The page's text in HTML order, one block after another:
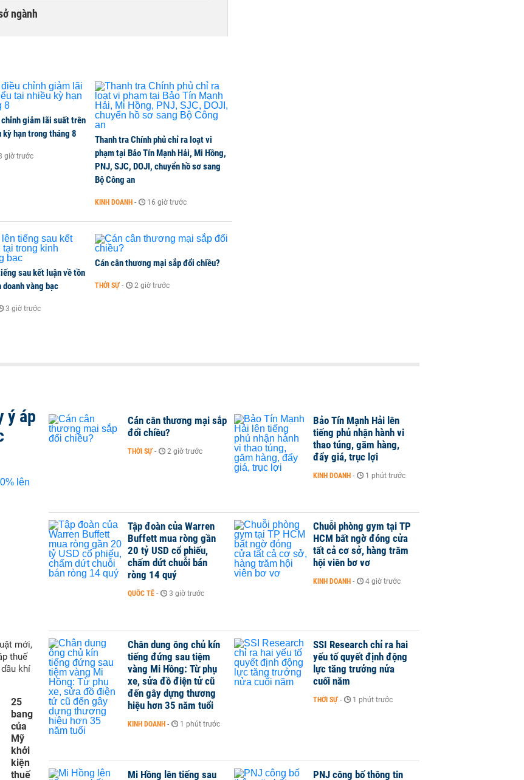
ngành
giảm lãi suất trên
kỳ hạn trong tháng 8
giờ trước
Thanh tra Chính phủ chỉ ra loạt vi
phạm tại Bảo Tín Mạnh Hải, Mi Hồng,
PNJ, SJC, DOJI, chuyển hồ sơ sang
Bộ Công an
KINH DOANH - 16 giờ trước
sau kết luận về tồn
vàng bạc
3 giờ trước
Cán cân thương mại sắp đổi chiều?
THỜI SỰ - 2 giờ trước
ý áp
mới,
thuế
khí
25
bang
của
Mỹ
khởi
kiện
thuế
Cán cân thương mại sắp
đổi chiều?
THỜI SỰ - 2 giờ trước
Bảo Tín Mạnh Hải lên
tiếng phủ nhận hành vi
thao túng, găm hàng,
đẩy giá, trục lợi
KINH DOANH - 1 phút trước
Tập đoàn của Warren
Buffett mua ròng gần
20 tỷ USD cổ phiếu,
chấm dứt chuỗi bán
ròng 14 quý
QUỐC TẾ - 3 giờ trước
Chuỗi phòng gym tại TP
HCM bất ngờ đóng cửa
tất cả cơ sở, hàng trăm
hội viên bơ vơ
KINH DOANH - 4 giờ trước
Chân dung ông chủ kín
tiếng đứng sau tiệm
vàng Mi Hồng: Từ phụ
xe, sửa đồ điện tử cũ
đến gây dựng thương
hiệu hơn 35 năm tuổi
KINH DOANH - 1 phút trước
SSI Research chỉ ra hai
yếu tố quyết định động
lực tăng trưởng nửa
cuối năm
THỜI SỰ - 1 phút trước
Mi Hồng lên tiếng sau PNJ công bố thông tin